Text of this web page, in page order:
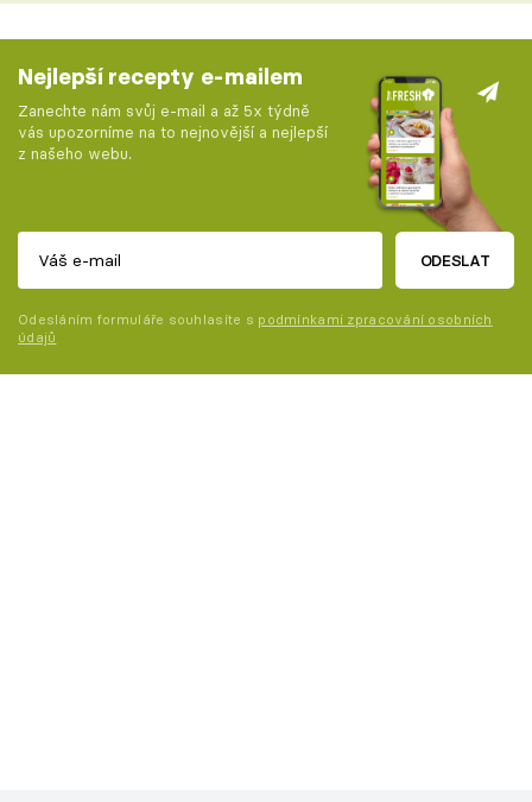
Nejlepší recepty e-mailem
Zanechte nám svůj e-mail a až 5x týdně
vás upozorníme na to nejnovější a nejlepší
z našeho webu.
ODESLAT
Odesláním formuláře souhlasíte s podmínkami zpracování osobních
údajů